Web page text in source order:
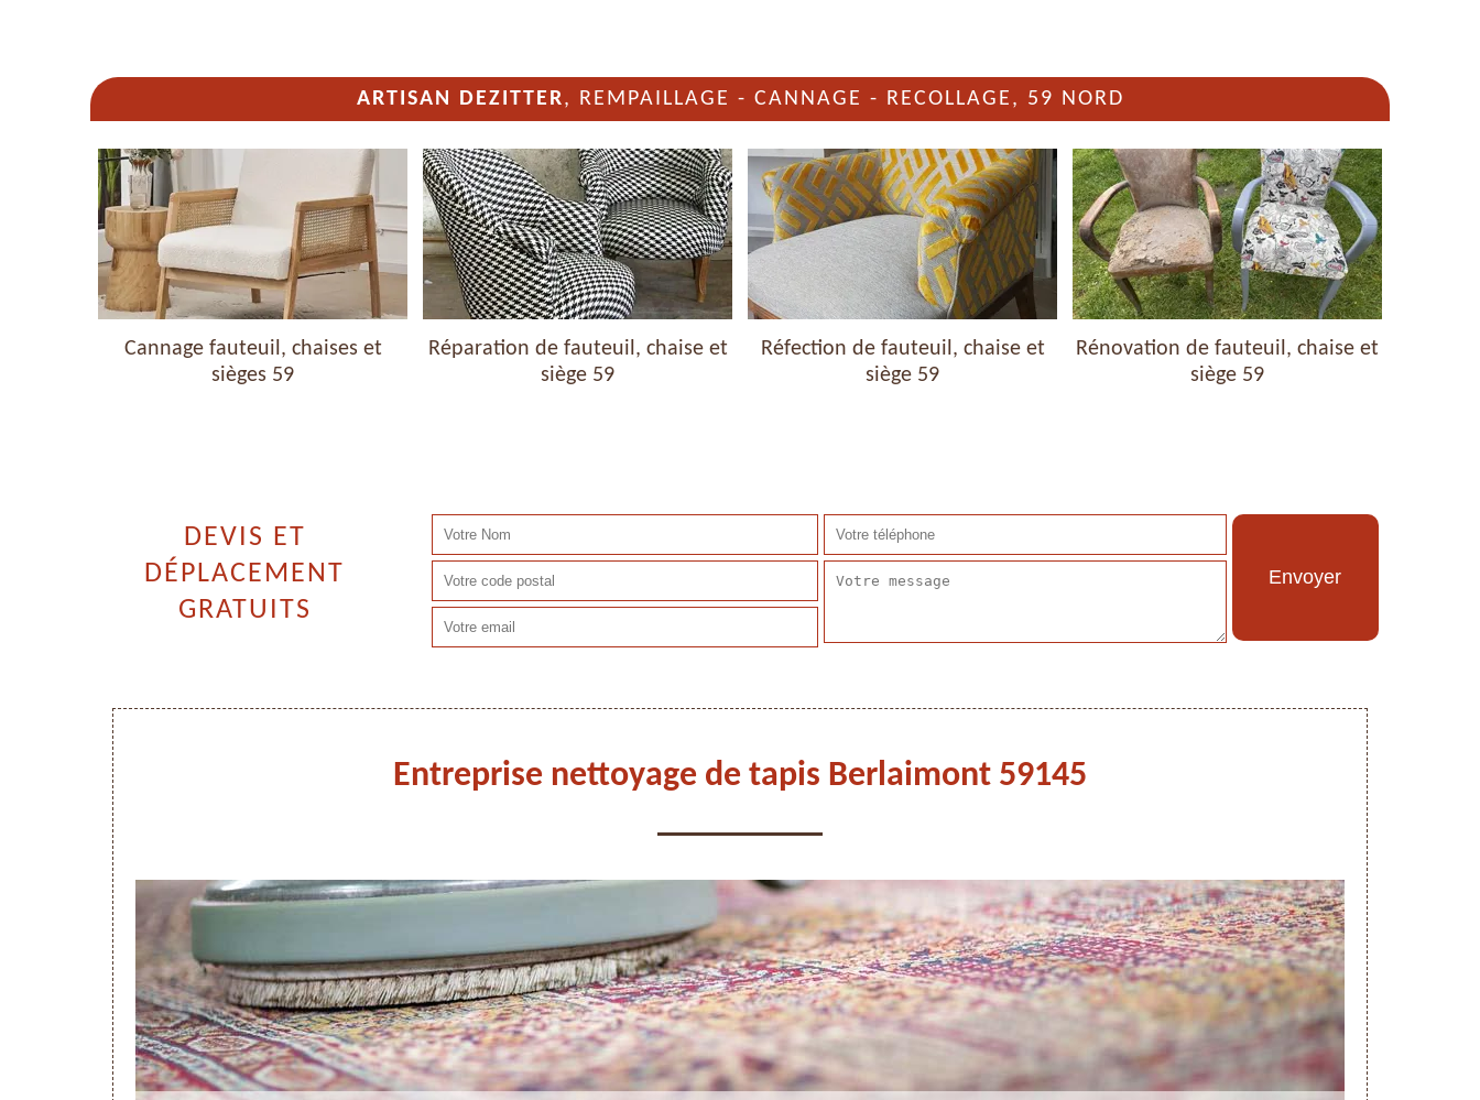
ARTISAN DEZITTER, REMPAILLAGE - CANNAGE - RECOLLAGE, 59 NORD
Cannage fauteuil, chaises et
sièges 59
Réparation de fauteuil, chaise et
siège 59
Réfection de fauteuil, chaise et
siège 59
Rénovation de fauteuil, chaise et
siège 59
DEVIS ET
DÉPLACEMENT
GRATUITS
Entreprise nettoyage de tapis Berlaimont 59145